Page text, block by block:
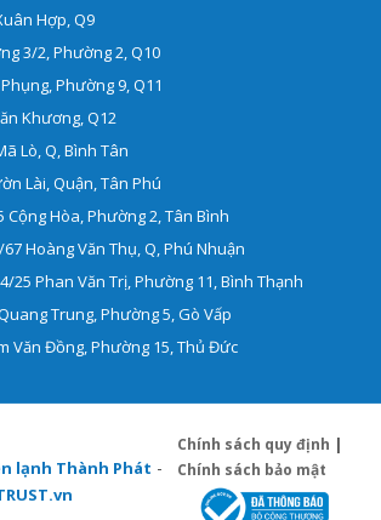
Hợp, Q9
3/2, Phường 2, Q10
Phường 9, Q11
Khương, Q12
Lò, Q, Bình Tân
Lài, Quận, Tân Phú
Cộng Hòa, Phường 2, Tân Bình
Hoàng Văn Thụ, Q, Phú Nhuận
25 Phan Văn Trị, Phường 11, Bình Thạnh
Trung, Phường 5, Gò Vấp
Văn Đồng, Phường 15, Thủ Đức
lạnh Thành Phát -
Chính sách quy định |
Chính sách bảo mật